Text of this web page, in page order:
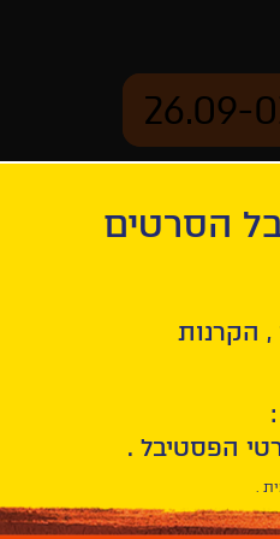
26.09-
הסרטים
, הקרנות
.